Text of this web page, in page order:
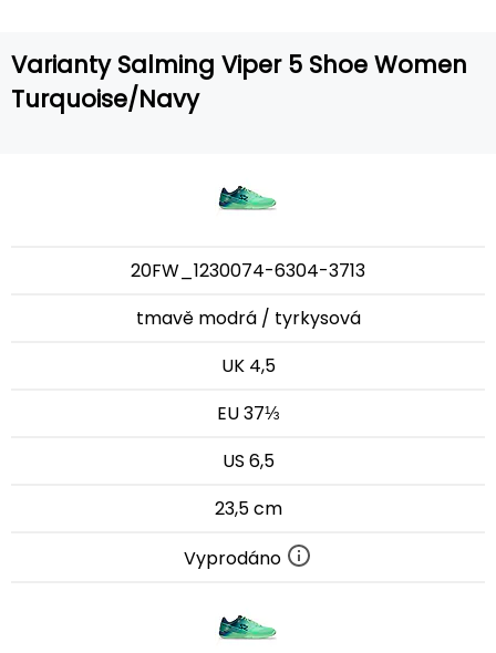
Varianty Salming Viper 5 Shoe Women
Turquoise/Navy
20FW_1230074-6304-3713
tmavě modrá / tyrkysová
UK 4,5
EU 37⅓
US 6,5
23,5 cm
Vyprodáno